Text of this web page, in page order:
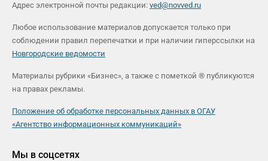
Адрес электронной почты редакции: ved@novved.ru
Любое использование материалов допускается только при
соблюдении правил перепечатки и при наличии гиперссылки на
Новгородские ведомости
Материалы рубрики «Бизнес», а также с пометкой ® публикуются
на правах рекламы.
Положение об обработке персональных данных в ОГАУ
«Агентство информационных коммуникаций»
Мы в соцсетях